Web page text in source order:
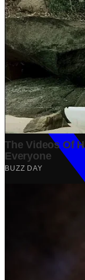
Analisis Bisnis
dalam Industri
Bisnis·1 year ago
Share: